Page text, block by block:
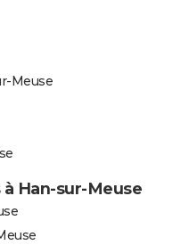
Meuse
Han-sur-Meuse